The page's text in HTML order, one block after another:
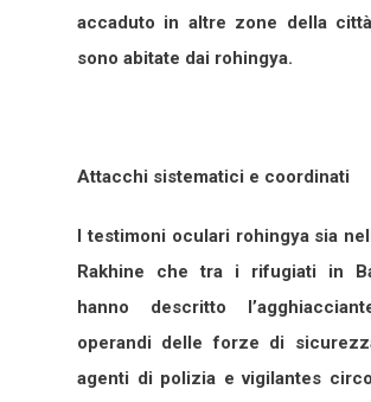
accaduto in altre zone della
sono abitate dai rohingya.
Attacchi sistematici e coordinati
I testimoni oculari rohingya sia
Rakhine che tra i rifugiati in
hanno descritto
operandi delle forze di
agenti di polizia e vigilantes